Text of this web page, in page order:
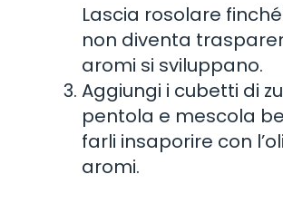
Lascia rosolare
non diventa
aromi si sviluppano.
Aggiungi i cubetti di
pentola e mescola
farli insaporire con
aromi.